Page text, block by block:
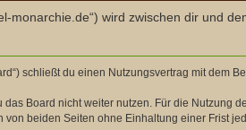
monarchie.de“) wird zwischen dir und
schließt du einen Nutzungsvertrag mit dem
Board nicht weiter nutzen. Für die Nutzung
beiden Seiten ohne Einhaltung einer Frist